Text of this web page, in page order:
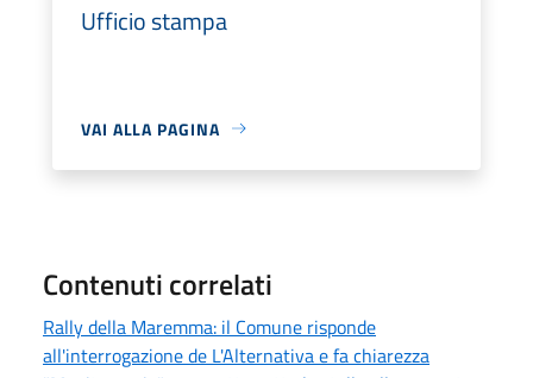
Ufficio stampa
VAI ALLA PAGINA
Contenuti correlati
Rally della Maremma: il Comune risponde
all'interrogazione de L'Alternativa e fa chiarezza